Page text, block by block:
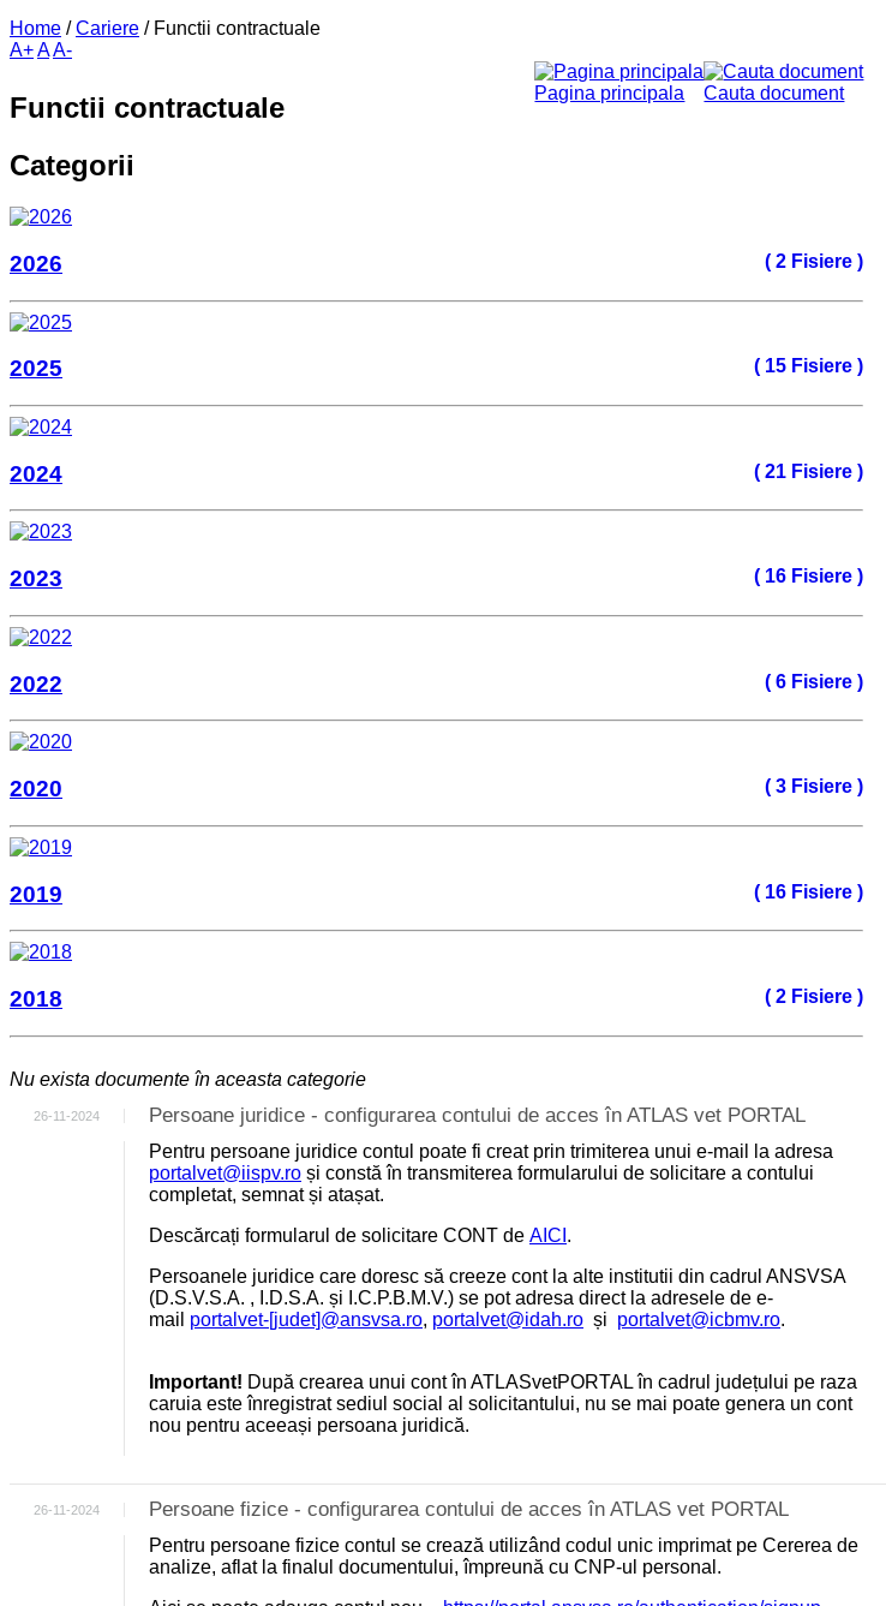
Home /Cariere / Functii contractuale
A+AA-
Cauta document
Pagina principala
Functii contractuale
Categorii
2026 ( 2 Fisiere )
2025 ( 15 Fisiere )
2024 ( 21 Fisiere )
2023 ( 16 Fisiere )
2022 ( 6 Fisiere )
2020 ( 3 Fisiere )
2019 ( 16 Fisiere )
2018 ( 2 Fisiere )
Nu exista documente în aceasta categorie
26-11-2024 Persoane juridice - configurarea contului de acces în ATLAS vet PORTAL
Pentru persoane juridice contul poate fi creat prin trimiterea unui e-mail la adresa
portalvet@iispv.ro și constă în transmiterea formularului de solicitare a contului
completat, semnat și atașat.
Descărcați formularul de solicitare CONT de AICI .
Persoanele juridice care doresc să creeze cont la alte institutii din cadrul ANSVSA
(D.S.V.S.A. , I.D.S.A. și I.C.P.B.M.V.) se pot adresa direct la adresele de e-
mail portalvet-[judet]@ansvsa.ro, portalvet@idah.ro și portalvet@icbmv.ro.
Important! După crearea unui cont în ATLASvetPORTAL în cadrul județului pe raza
caruia este înregistrat sediul social al solicitantului, nu se mai poate genera un cont
nou pentru aceeași persoana juridică.
26-11-2024 Persoane fizice - configurarea contului de acces în ATLAS vet PORTAL
Pentru persoane fizice contul se crează utilizând codul unic imprimat pe Cererea de
analize, aflat la finalul documentului, împreună cu CNP-ul personal.